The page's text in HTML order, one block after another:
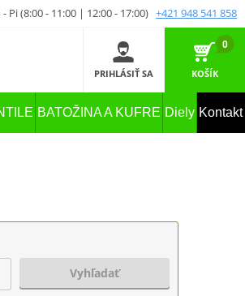
Pi (8:00 - 11:00 | 12:00 - 17:00) +421 948 541 858
PRIHLÁSIŤ SA
0
KOŠÍK
BATOŽINA A KUFRE Diely Kontakt
Vyhľadať